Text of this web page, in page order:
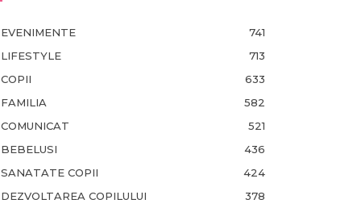
EVENIMENTE
741
LIFESTYLE
713
COPII
633
FAMILIA
582
COMUNICAT
521
BEBELUSI
436
SANATATE COPII
424
DEZVOLTAREA COPILULUI
378